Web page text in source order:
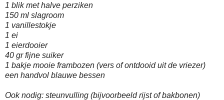
1 blik met halve perziken
150 ml slagroom
1 vanillestokje
1 ei
1 eierdooier
40 gr fijne suiker
1 bakje mooie frambozen (vers of ontdooid uit de vriezer)
een handvol blauwe bessen
Ook nodig: steunvulling (bijvoorbeeld rijst of bakbonen)